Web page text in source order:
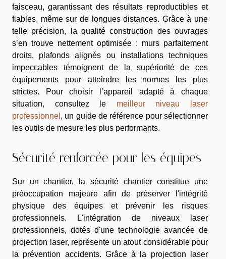
faisceau, garantissant des résultats reproductibles et
fiables, même sur de longues distances. Grâce à une
telle précision, la qualité construction des ouvrages
s’en trouve nettement optimisée : murs parfaitement
droits, plafonds alignés ou installations techniques
impeccables témoignent de la supériorité de ces
équipements pour atteindre les normes les plus
strictes. Pour choisir l’appareil adapté à chaque
situation, consultez le meilleur niveau laser
professionnel , un guide de référence pour sélectionner
les outils de mesure les plus performants.
Sécurité renforcée pour les équipes
Sur un chantier, la sécurité chantier constitue une
préoccupation majeure afin de préserver l'intégrité
physique des équipes et prévenir les risques
professionnels. L'intégration de niveaux laser
professionnels, dotés d'une technologie avancée de
projection laser, représente un atout considérable pour
la prévention accidents. Grâce à la projection laser